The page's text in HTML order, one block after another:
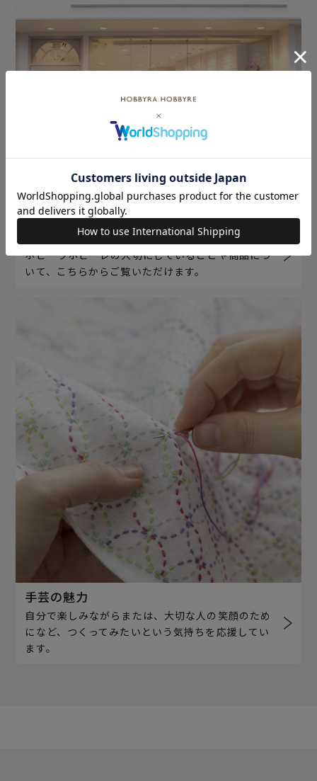
ホビーラホビーレについて
ホビーラホビーレの大切にしていることや商品につ
いて、こちらからご覧いただけます。
手芸の魅力
自分で楽しみながらまたは、大切な人の笑顔のため
になど、つくってみたいという気持ちを応援してい
ます。